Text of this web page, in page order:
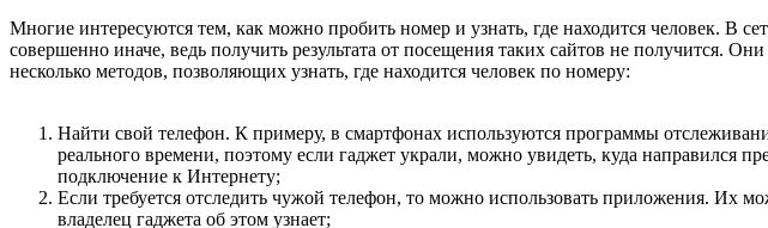
Многие интересуются тем, как можно пробить номер и узнать, где находится человек. В
совершенно иначе, ведь получить результата от посещения таких сайтов не получится.
несколько методов, позволяющих узнать, где находится человек по номеру:
Найти свой телефон. К примеру, в смартфонах используются программы
реального времени, поэтому если гаджет украли, можно увидеть, куда направился
подключение к Интернету;
Если требуется отследить чужой телефон, то можно использовать приложения. Их
владелец гаджета об этом узнает;